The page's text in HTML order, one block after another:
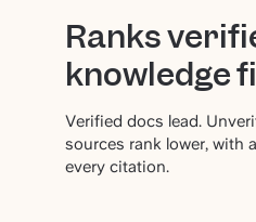
Ranks
knowledge
Verified docs lead.
sources rank lower, with
every citation.